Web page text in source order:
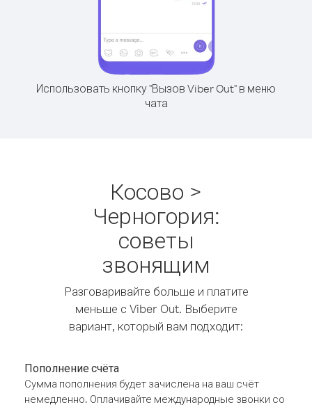
Использовать кнопку "Вызов Viber Out" в меню
чата
Косово >
Черногория:
советы
звонящим
Разговаривайте больше и платите
меньше с Viber Out. Выберите
вариант, который вам подходит:
Пополнение счёта
Сумма пополнения будет зачислена на ваш счёт
немедленно. Оплачивайте международные звонки со